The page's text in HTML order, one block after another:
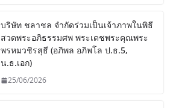
บริษัท ชลาชล จำกัดร่วมเป็นเจ้าภาพในพิธี
สวดพระอภิธรรมศพ พระเดชพระคุณพระ
พรหมวชิรสุธี (อภิพล อภิพโล ป.ธ.5,
น.ธ.เอก)
25/06/2026